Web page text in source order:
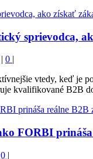
sprievodca,
0
vtedy, keď je
kvalifikované B2B
FORBI
0 |